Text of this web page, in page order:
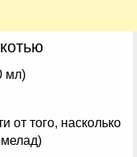
мл)
от того, насколько